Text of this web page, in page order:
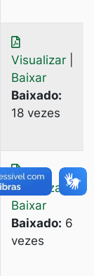
Visualizar
Baixar
Baixado:
18 vezes
Visualizar|
Baixar
Baixado: 6
vezes